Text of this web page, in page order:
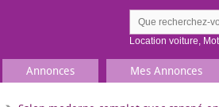
Location voiture,
Annonces Mes Annonces